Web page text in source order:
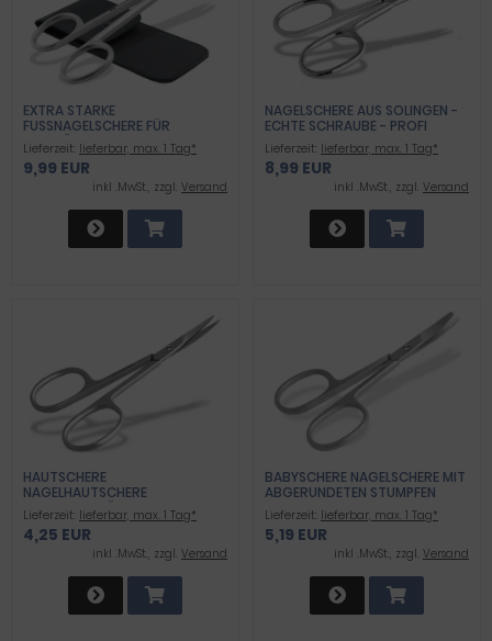
EXTRA STARKE
FUSSNAGELSCHERE FÜR F
USSNÄGEL 10,5 CM - PREMIUM NA
GELSCHERE MIT GEBOGENER SC
HNITTFLÄCHE - SCHERE FÜR DI
E FUSSPFLEGE UND PEDIKÜRE AUS
Lieferzeit: lieferbar, max. 1 Tag*
9,99 EUR
inkl .MwSt., zzgl. Versand
NAGELSCHERE AUS SOLINGEN -
ECHTE SCHRAUBE - PROFI
Lieferzeit: lieferbar, max. 1 Tag*
8,99 EUR
inkl .MwSt., zzgl. Versand
HAUTSCHERE
NAGELHAUTSCHERE
PROFIQUALITÄT
Lieferzeit: lieferbar, max. 1 Tag*
4,25 EUR
inkl .MwSt., zzgl. Versand
BABYSCHERE NAGELSCHERE MIT
ABGERUNDETEN STUMPFEN
ENDEN AUS ROSTFREIEM
EDELSTAHL BESTENS GEEIGNET
ALS BABYNAGELSCHERE ZUM
SICHEREN KÜRZEN VON FINGER-
Lieferzeit: lieferbar, max. 1 Tag*
5,19 EUR
inkl .MwSt., zzgl. Versand